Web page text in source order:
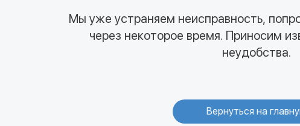
Мы уже устраняем неисправность,
через некоторое время. Приносим
неудобства.
Вернуться на